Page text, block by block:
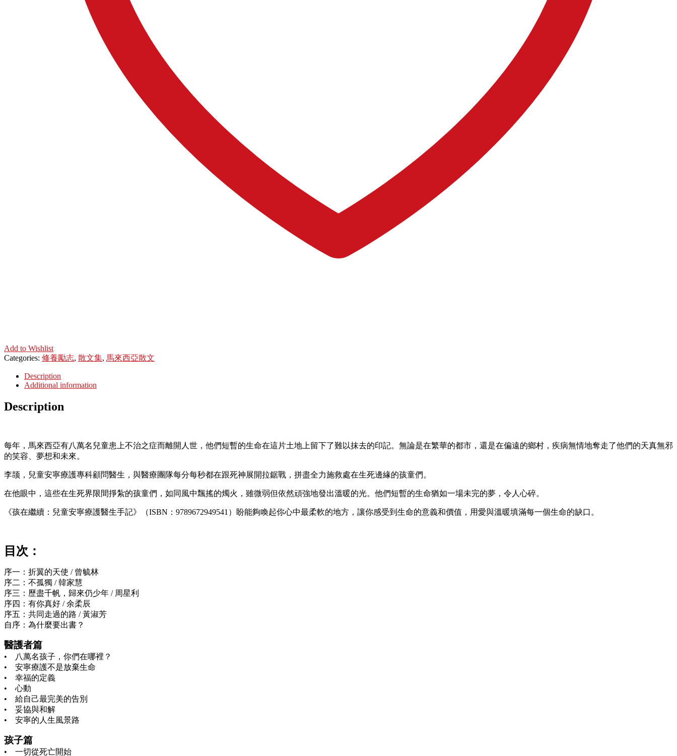
Add to Wishlist
Categories: 修養勵志, 散文集, 馬來西亞散文
Description
Additional information
Description
每年，馬來西亞有八萬名兒童患上不治之症而離開人世，他們短暫的生命在這片土地上留下了難以抹去的印記。無論是在繁華的都市，還是在偏遠的鄉村，疾病無情地奪走了他們的天真無邪
的笑容、夢想和未來。
李颉，兒童安寧療護專科顧問醫生，與醫療團隊每分每秒都在跟死神展開拉鋸戰，拼盡全力施救處在生死邊緣的孩童們。
在他眼中，這些在生死界限間掙紮的孩童們，如同風中飄搖的燭火，雖微弱但依然頑強地發出溫暖的光。他們短暫的生命猶如一場未完的夢，令人心碎。
《孩在繼續：兒童安寧療護醫生手記》（ISBN：9789672949541）盼能夠喚起你心中最柔軟的地方，讓你感受到生命的意義和價值，用愛與溫暖填滿每一個生命的缺口。
目次：
序一：折翼的天使 / 曾毓林
序二：不孤獨 / 韓家慧
序三：歷盡千帆，歸來仍少年 / 周星利
序四：有你真好 / 余柔辰
序五：共同走過的路 / 黃淑芳
自序：為什麼要出書？
醫護者篇
• 八萬名孩子，你們在哪裡？
• 安寧療護不是放棄生命
• 幸福的定義
• 心動
• 給自己最完美的告別
• 妥協與和解
• 安寧的人生風景路
孩子篇
• 一切從死亡開始